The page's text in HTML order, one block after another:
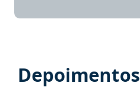
Depoimentos